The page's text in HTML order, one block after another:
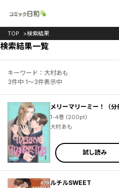
TOP 検索結果
検索結果一覧
キーワード：大村あも
3件中 1～3件表示中
メリーマリーミー！（分
1-4巻 (200pt)
大村あも
試し読み
ルチルSWEET